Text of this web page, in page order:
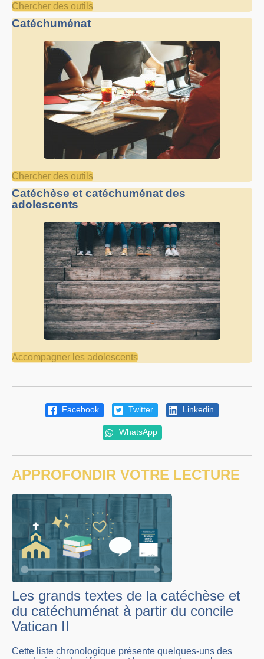
Chercher des outils
Catéchuménat
Chercher des outils
Catéchèse et catéchuménat des
adolescents
Accompagner les adolescents
Facebook Twitter Linkedin
WhatsApp
APPROFONDIR VOTRE LECTURE
Les grands textes de la catéchèse et
du catéchuménat à partir du concile
Vatican II
Cette liste chronologique présente quelques-uns des